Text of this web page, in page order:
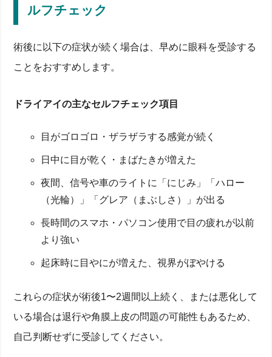
ルフチェック
術後に以下の症状が続く場合は、早めに眼科を受診する
ことをおすすめします。
ドライアイの主なセルフチェック項目
目がゴロゴロ・ザラザラする感覚が続く
日中に目が乾く・まばたきが増えた
夜間、信号や車のライトに「にじみ」「ハロー
（光輪）」「グレア（まぶしさ）」が出る
長時間のスマホ・パソコン使用で目の疲れが以前
より強い
起床時に目やにが増えた、視界がぼやける
これらの症状が術後1〜2週間以上続く、または悪化して
いる場合は退行や角膜上皮の問題の可能性もあるため、
自己判断せずに受診してください。